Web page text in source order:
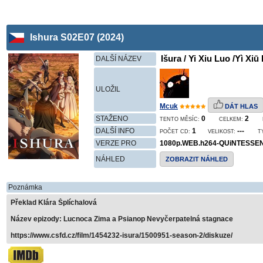
Ishura S02E07 (2024)
DALŠÍ NÁZEV Išura / Yi Xiu Luo /Yì Xiū
ULOŽIL
Mcuk DÁT HLAS
STAŽENO TENTO MĚSÍC: 0 CELKEM: 2
DALŠÍ INFO POČET CD: 1 VELIKOST: ---
VERZE PRO
1080p.WEB.h264-
NÁHLED
ZOBRAZIT NÁHLED
Poznámka
Překlad Klára Šplíchalová
Název epizody: Lucnoca Zima a Psianop Nevyčerpatelná stagnace
https://www.csfd.cz/film/1454232-isura/1500951-season-2/diskuze/